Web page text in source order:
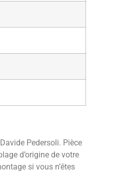
Pedersoli. Pièce
d’origine de votre
si vous n’êtes